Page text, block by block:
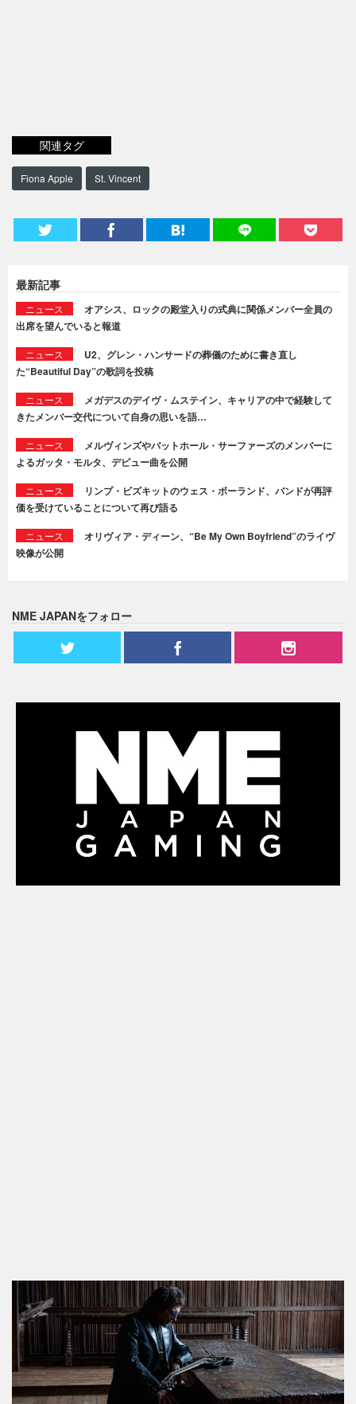
関連タグ
Fiona Apple St. Vincent
最新記事
ニュース
オアシス、ロックの殿堂入りの式典に関係メンバー全員の
出席を望んでいると報道
ニュース
U2、グレン・ハンサードの葬儀のために書き直し
た“Beautiful Day”の歌詞を投稿
ニュース
メガデスのデイヴ・ムステイン、キャリアの中で経験して
きたメンバー交代について自身の思いを語…
ニュース
メルヴィンズやバットホール・サーファーズのメンバーに
よるガッタ・モルタ、デビュー曲を公開
ニュース
リンプ・ビズキットのウェス・ボーランド、バンドが再評
価を受けていることについて再び語る
ニュース
オリヴィア・ディーン、“Be My Own Boyfriend”のライヴ
映像が公開
NME JAPANをフォロー